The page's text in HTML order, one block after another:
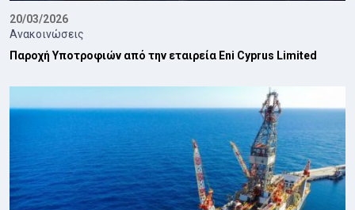
20/03/2026
Ανακοινώσεις
Παροχή Υποτροφιών από την εταιρεία Eni Cyprus Limited